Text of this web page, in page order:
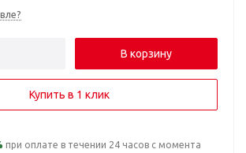
В корзину
Купить в 1 клик
при оплате в течении 24 часов с момента